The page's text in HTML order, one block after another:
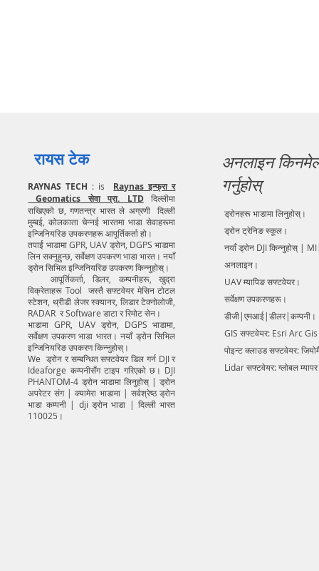
रायस टेक
RAYNAS TECH : is Raynas इन्फ्रा र
Geomatics सेवा प्रा. LTDदिल्लीमा
राखिएको छ, गणतन्त्र भारत ले अग्रणी दिल्ली
मुम्बई, कोलकाता चेन्नई भारतमा भाडा सेवाहरूमा
इन्जिनियरिङ उपकरणहरू आपूर्तिकर्ता हो।
तपाईं भाडामा GPR, UAV ड्रोन, DGPS भाडामा
लिन सक्नुहुन्छ, सर्वेक्षण उपकरण भाडा भारत। नयाँ
ड्रोन सिभिल इन्जिनियरिङ उपकरण किन्नुहोस्।
आपूर्तिकर्ता, डिलर, कम्पनीहरू, खुद्रा
विक्रेताहरू Tool जस्तै सफ्टवेयर मेसिन टोटल
स्टेशन, थ्रीडी लेजर स्क्यानर, लिडार टेक्नोलोजी,
RADAR र Software डाटा र रिमोट सेन।
भाडामा GPR, UAV ड्रोन, DGPS भाडामा,
सर्वेक्षण उपकरण भाडा भारत। नयाँ ड्रोन सिभिल
इन्जिनियरिङ उपकरण किन्नुहोस्।
We ड्रोन र सम्बन्धित सफ्टवेयर डिल गर्न DJI र
Ideaforge कम्पनीसँग टाइप गरिएको छ। DJI
PHANTOM-4 ड्रोन भाडामा लिनुहोस् | ड्रोन
अपरेटर संग | क्यामेरा भाडामा | सर्वश्रेष्ठ ड्रोन
भाडा कम्पनी | dji ड्रोन भाडा | दिल्ली भारत
110025।
अनलाइन
गर्नुहोस्
ड्रोनहरू भाडामा लिनुहोस्।
ड्रोन ट्रेनिङ स्कूल।
नयाँ ड्रोन DJI किन्नुहोस् | MI|
अनलाइन।
UAV म्यापिङ सफ्टवेयर।
सर्वेक्षण उपकरणहरू।
डीजी|एमआई|डीलर|कम्पनी।
GIS सफ्टवेयर: Esri Arc
पोइन्ट क्लाउड सफ्टवेयर:
Lidar सफ्टवेयर: ग्लोबल